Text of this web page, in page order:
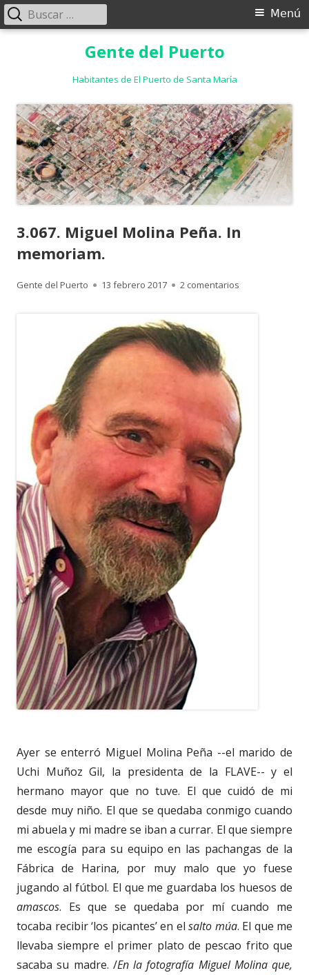
Gente del Puerto
Habitantes de El Puerto de Santa María
Menú
Menú
Buscar:
3.067. Miguel Molina Peña. In
memoriam.
Autor
Gente del Puerto
Publicado
13 febrero 2017 2 comentarios
Ayer se enterró Miguel Molina Peña --el marido de
Uchi Muñoz Gil, la presidenta de la FLAVE-- y el
hermano mayor que no tuve. El que cuidó de mi
desde muy niño. El que se quedaba conmigo cuando
mi abuela y mi madre se iban a currar. El que siempre
me escogía para su equipo en las pachangas de la
Fábrica de Harina, por muy malo que yo fuese
jugando al fútbol. El que me guardaba los huesos de
amascos. Es que se quedaba por mí cuando me
tocaba recibir ‘los picantes’ en el salto múa. El que me
llevaba siempre el primer plato de pescao frito que
sacaba su madre. /En la fotografía Miguel Molina que,